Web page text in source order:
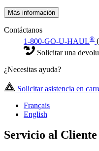
Más información
Contáctanos
1-800-GO-U-HAUL®
Solicitar una
¿Necesitas ayuda?
Solicitar asistencia en
Français
English
Servicio al Cliente